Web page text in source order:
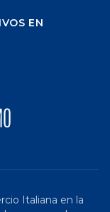
EN
Italiana en la